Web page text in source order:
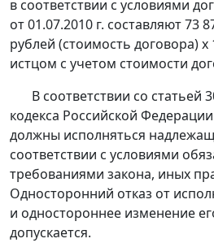
в соответствии с условиями
от 01.07.2010 г. составляют 73
рублей (стоимость договора) х
истцом с учетом стоимости
В соответствии со статьей
кодекса Российской
должны исполняться
соответствии с условиями
требованиями закона, иных
Односторонний отказ от
и одностороннее изменение
допускается.